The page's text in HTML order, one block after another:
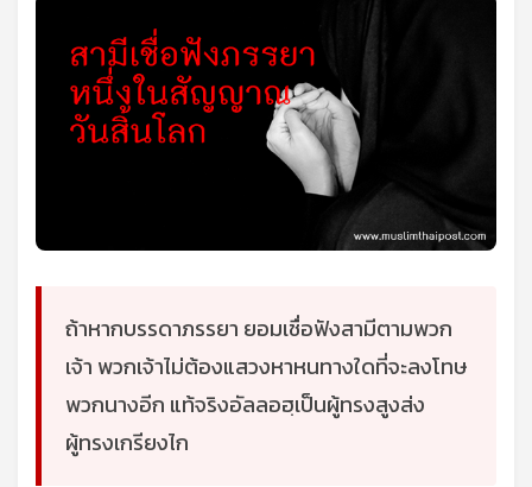
ถ้าหากบรรดาภรรยา ยอมเชื่อฟังสามีตามพวก
เจ้า พวกเจ้าไม่ต้องแสวงหาหนทางใดที่จะลงโทษ
พวกนางอีก แท้จริงอัลลอฮฺเป็นผู้ทรงสูงส่ง
ผู้ทรงเกรียงไก